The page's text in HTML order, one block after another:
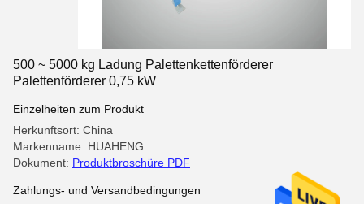
500 ~ 5000 kg Ladung Palettenkettenförderer
Palettenförderer 0,75 kW
Einzelheiten zum Produkt
Herkunftsort: China
Markenname: HUAHENG
Dokument: Produktbroschüre PDF
Zahlungs- und Versandbedingungen